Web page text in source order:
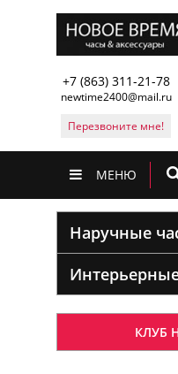
+7 (863) 311-21-78
newtime2400@mail.ru
Перезвоните мне!
МЕНЮ
Наручные
КЛУБ